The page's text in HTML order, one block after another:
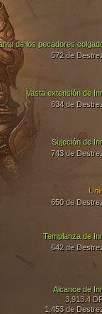
Vasta extensión de
634 de
Sujeción de
743 de
de los pecadores
572 de
Templanza de
642 de
Alcance de
3,913.4
1,453 de
650 de